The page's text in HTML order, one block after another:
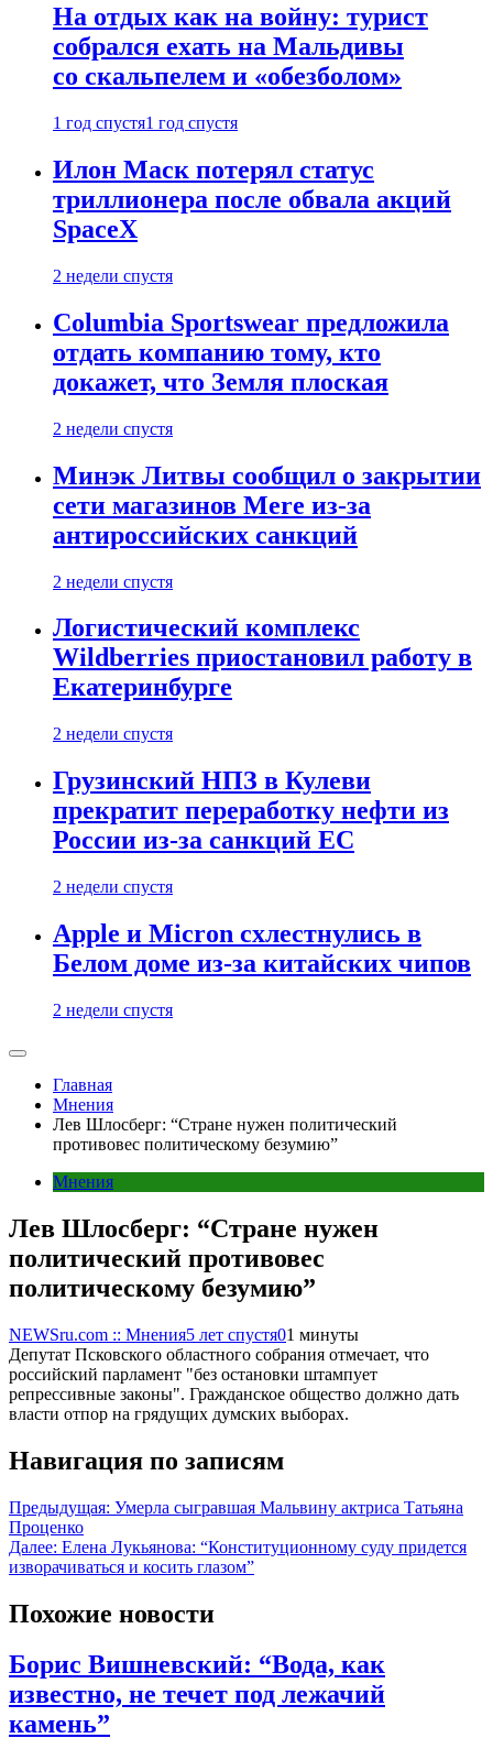
На отдых как на войну: турист
собрался ехать на Мальдивы
со скальпелем и «обезболом»
1 год спустя1 год спустя
Илон Маск потерял статус
триллионера после обвала акций
SpaceX
2 недели спустя
Columbia Sportswear предложила
отдать компанию тому, кто
докажет, что Земля плоская
2 недели спустя
Минэк Литвы сообщил о закрытии
сети магазинов Mere из-за
антироссийских санкций
2 недели спустя
Логистический комплекс
Wildberries приостановил работу в
Екатеринбурге
2 недели спустя
Грузинский НПЗ в Кулеви
прекратит переработку нефти из
России из-за санкций ЕС
2 недели спустя
Apple и Micron схлестнулись в
Белом доме из-за китайских чипов
2 недели спустя
Главная
Мнения
Лев Шлосберг: “Стране нужен политический
противовес политическому безумию”
Мнения
Лев Шлосберг: “Стране нужен
политический противовес
политическому безумию”
NEWSru.com :: Мнения5 лет спустя01 минуты
Депутат Псковского областного собрания отмечает, что
российский парламент "без остановки штампует
репрессивные законы". Гражданское общество должно дать
власти отпор на грядущих думских выборах.
Навигация по записям
Предыдущая: Умерла сыгравшая Мальвину актриса Татьяна
Проценко
Далее: Елена Лукьянова: “Конституционному суду придется
изворачиваться и косить глазом”
Похожие новости
Борис Вишневский: “Вода, как
известно, не течет под лежачий
камень”